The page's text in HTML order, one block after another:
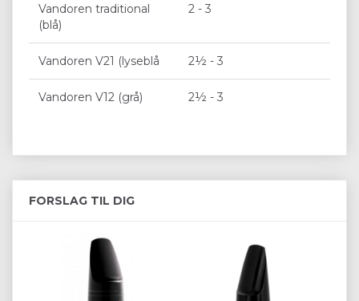
Vandoren traditional
(blå)
2 - 3
Vandoren V21 (lyseblå 2½ - 3
Vandoren V12 (grå) 2½ - 3
FORSLAG TIL DIG